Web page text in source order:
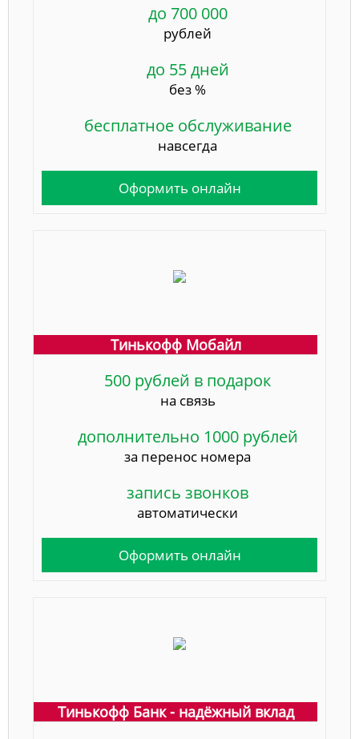
до 700 000
рублей
до 55 дней
без %
бесплатное обслуживание
навсегда
Оформить онлайн
Тинькофф Мобайл
500 рублей в подарок
на связь
дополнительно 1000 рублей
за перенос номера
запись звонков
автоматически
Оформить онлайн
Тинькофф Банк - надёжный вклад